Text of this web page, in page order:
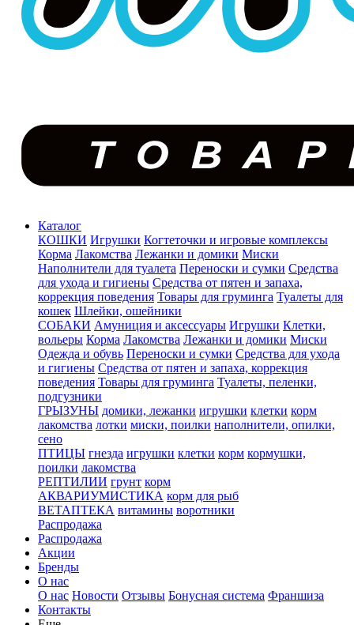
Каталог
КОШКИ Игрушки Когтеточки и игровые комплексы
Корма Лакомства Лежанки и домики Миски
Наполнители для туалета Переноски и сумки Средства
для ухода и гигиены Средства от пятен и запаха,
коррекция поведения Товары для груминга Туалеты для
кошек Шлейки, ошейники
СОБАКИ Амуниция и аксессуары Игрушки Клетки,
вольеры Корма Лакомства Лежанки и домики Миски
Одежда и обувь Переноски и сумки Средства для ухода
и гигиены Средства от пятен и запаха, коррекция
поведения Товары для груминга Туалеты, пеленки,
подгузники
ГРЫЗУНЫ домики, лежанки игрушки клетки корм
лакомства лотки миски, поилки наполнители, опилки,
сено
ПТИЦЫ гнезда игрушки клетки корм кормушки,
поилки лакомства
РЕПТИЛИИ грунт корм
АКВАРИУМИСТИКА корм для рыб
ВЕТАПТЕКА витамины воротники
Распродажа
Распродажа
Акции
Бренды
О нас
О нас Новости Отзывы Бонусная система Франшиза
Контакты